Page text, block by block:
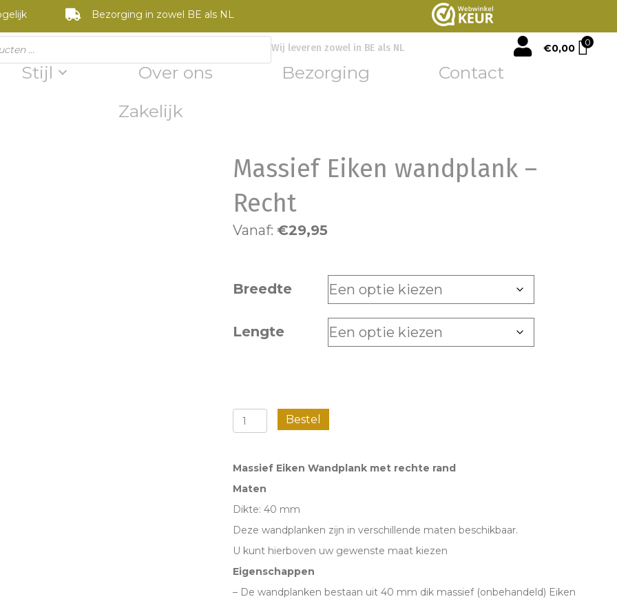
Bezorging in zowel BE als NL
Wij leveren zowel in BE als NL mijn account
€0,00 0
Stijl Over ons Bezorging
Contact
Zakelijk
Massief Eiken wandplank –
Recht
Vanaf: €29,95
Breedte
Lengte
Massief
Eiken
Recht
aantal
Bestel
Massief Eiken Wandplank met rechte rand
Maten
Dikte: 40 mm
Deze wandplanken zijn in verschillende maten beschikbaar.
U kunt hierboven uw gewenste maat kiezen
Eigenschappen
– De wandplanken bestaan uit 40 mm dik massief (onbehandeld) Eiken